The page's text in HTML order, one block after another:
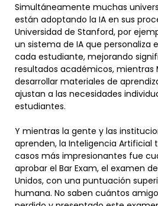
Simultáneamente muchas
están adoptando la IA en sus
Universidad de Stanford, por
un sistema de IA que personaliza
cada estudiante, mejorando
resultados académicos, mientras
desarrollar materiales de
ajustan a las necesidades
estudiantes.
Y mientras la gente y las
aprenden, la Inteligencia Artificial
casos más impresionantes fue
aprobar el Bar Exam, el examen
Unidos, con una puntuación
humana. No saben cuántos